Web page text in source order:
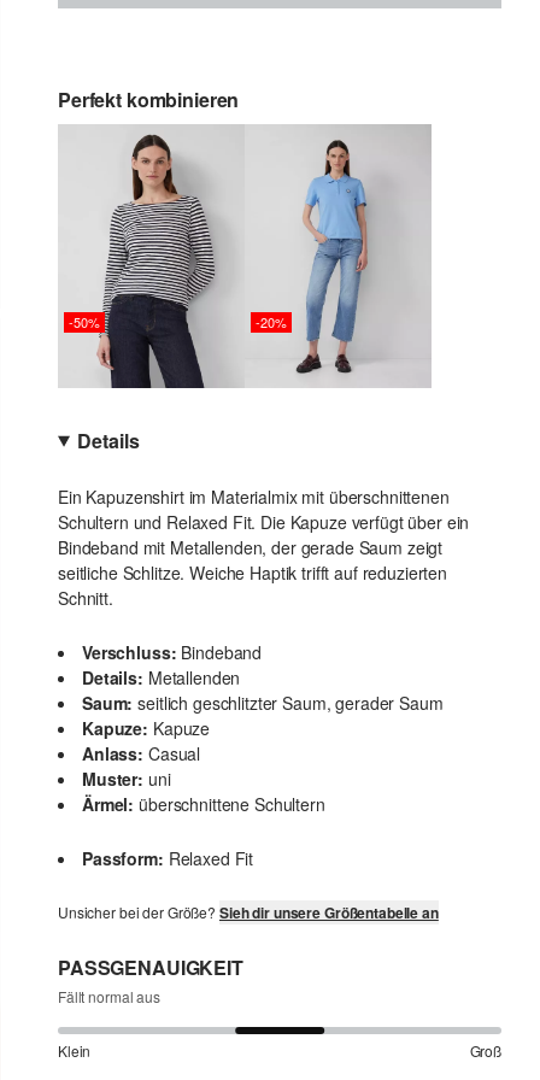
Perfekt kombinieren
-50% -20%
Details
Ein Kapuzenshirt im Materialmix mit überschnittenen
Schultern und Relaxed Fit. Die Kapuze verfügt über ein
Bindeband mit Metallenden, der gerade Saum zeigt
seitliche Schlitze. Weiche Haptik trifft auf reduzierten
Schnitt.
Verschluss: Bindeband
Details: Metallenden
Saum: seitlich geschlitzter Saum, gerader Saum
Kapuze: Kapuze
Anlass: Casual
Muster: uni
Ärmel: überschnittene Schultern
Passform: Relaxed Fit
Unsicher bei der Größe? Sieh dir unsere Größentabelle an
PASSGENAUIGKEIT
Fällt normal aus
Klein Groß